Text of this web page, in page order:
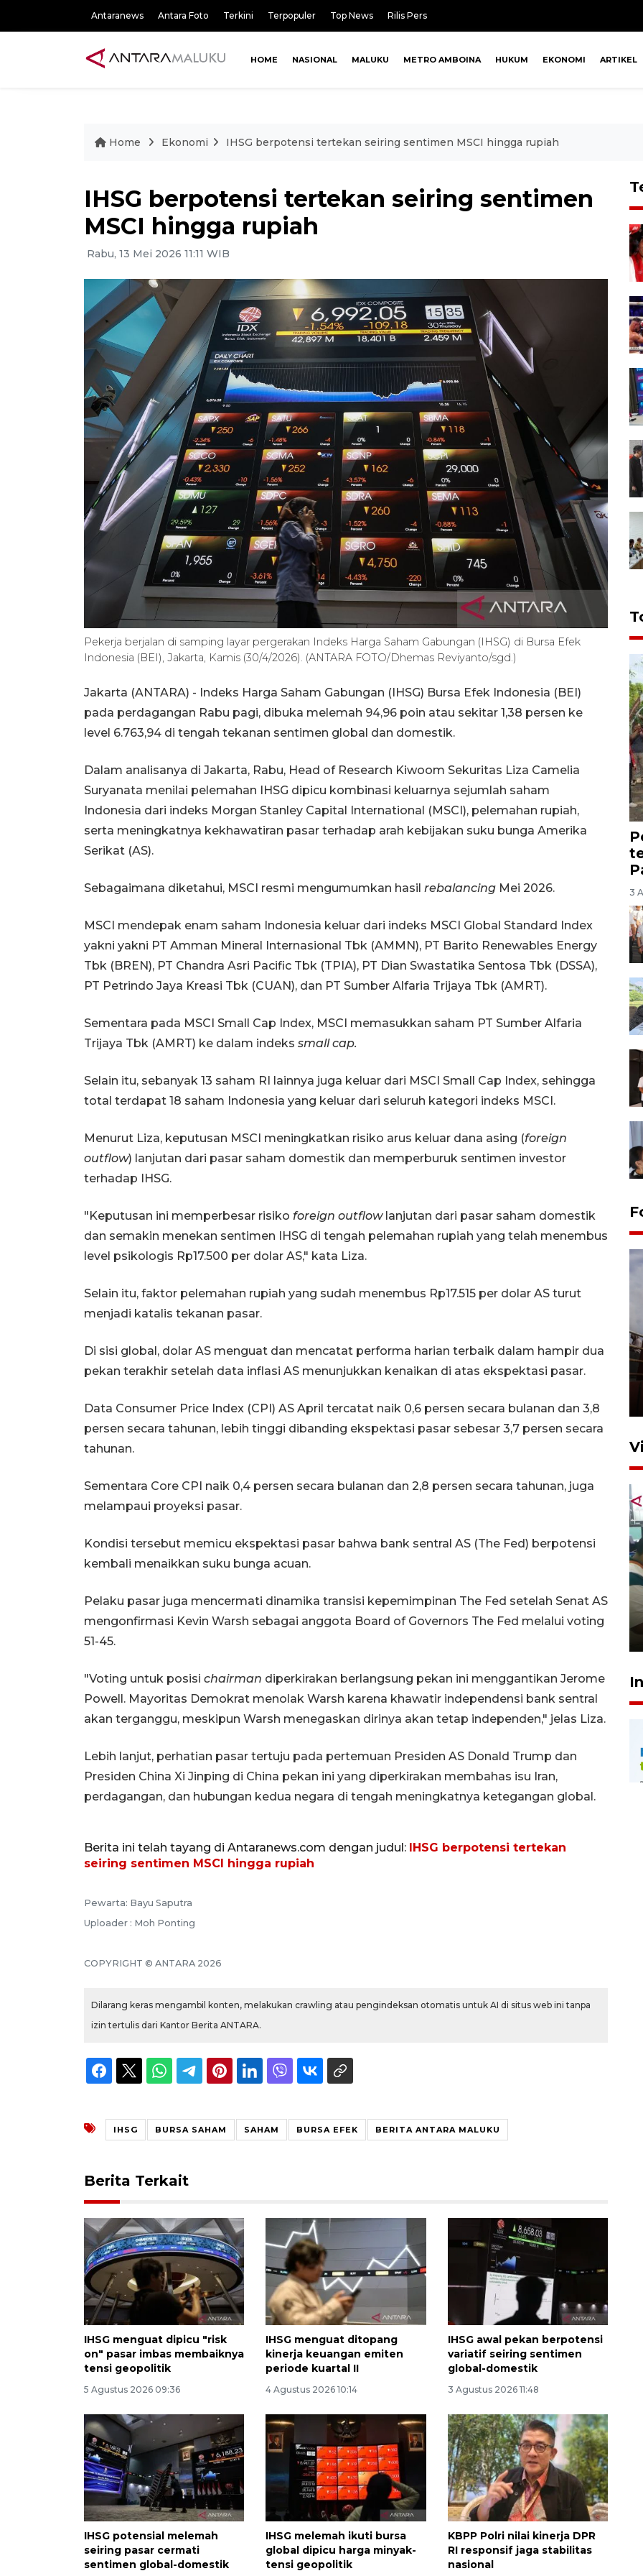
Antaranews Antara Foto Terkini Terpopuler Top News Rilis Pers
HOME NASIONAL MALUKU METRO AMBOINA HUKUM EKONOMI ARTIKEL
Home Ekonomi IHSG berpotensi tertekan seiring sentimen MSCI hingga rupiah
IHSG berpotensi tertekan seiring sentimen
MSCI hingga rupiah
Rabu, 13 Mei 2026 11:11 WIB
Pekerja berjalan di samping layar pergerakan Indeks Harga Saham Gabungan (IHSG) di Bursa Efek
Indonesia (BEI), Jakarta, Kamis (30/4/2026). (ANTARA FOTO/Dhemas Reviyanto/sgd.)
Jakarta (ANTARA) - Indeks Harga Saham Gabungan (IHSG) Bursa Efek Indonesia (BEI)
pada perdagangan Rabu pagi, dibuka melemah 94,96 poin atau sekitar 1,38 persen ke
level 6.763,94 di tengah tekanan sentimen global dan domestik.
Dalam analisanya di Jakarta, Rabu, Head of Research Kiwoom Sekuritas Liza Camelia
Suryanata menilai pelemahan IHSG dipicu kombinasi keluarnya sejumlah saham
Indonesia dari indeks Morgan Stanley Capital International (MSCI), pelemahan rupiah,
serta meningkatnya kekhawatiran pasar terhadap arah kebijakan suku bunga Amerika
Serikat (AS).
Sebagaimana diketahui, MSCI resmi mengumumkan hasil rebalancing Mei 2026.
MSCI mendepak enam saham Indonesia keluar dari indeks MSCI Global Standard Index
yakni yakni PT Amman Mineral Internasional Tbk (AMMN), PT Barito Renewables Energy
Tbk (BREN), PT Chandra Asri Pacific Tbk (TPIA), PT Dian Swastatika Sentosa Tbk (DSSA),
PT Petrindo Jaya Kreasi Tbk (CUAN), dan PT Sumber Alfaria Trijaya Tbk (AMRT).
Sementara pada MSCI Small Cap Index, MSCI memasukkan saham PT Sumber Alfaria
Trijaya Tbk (AMRT) ke dalam indeks small cap.
Selain itu, sebanyak 13 saham RI lainnya juga keluar dari MSCI Small Cap Index, sehingga
total terdapat 18 saham Indonesia yang keluar dari seluruh kategori indeks MSCI.
Menurut Liza, keputusan MSCI meningkatkan risiko arus keluar dana asing (foreign
outflow) lanjutan dari pasar saham domestik dan memperburuk sentimen investor
terhadap IHSG.
"Keputusan ini memperbesar risiko foreign outflowlanjutan dari pasar saham domestik
dan semakin menekan sentimen IHSG di tengah pelemahan rupiah yang telah menembus
level psikologis Rp17.500 per dolar AS," kata Liza.
Selain itu, faktor pelemahan rupiah yang sudah menembus Rp17.515 per dolar AS turut
menjadi katalis tekanan pasar.
Di sisi global, dolar AS menguat dan mencatat performa harian terbaik dalam hampir dua
pekan terakhir setelah data inflasi AS menunjukkan kenaikan di atas ekspektasi pasar.
Data Consumer Price Index (CPI) AS April tercatat naik 0,6 persen secara bulanan dan 3,8
persen secara tahunan, lebih tinggi dibanding ekspektasi pasar sebesar 3,7 persen secara
tahunan.
Sementara Core CPI naik 0,4 persen secara bulanan dan 2,8 persen secara tahunan, juga
melampaui proyeksi pasar.
Kondisi tersebut memicu ekspektasi pasar bahwa bank sentral AS (The Fed) berpotensi
kembali menaikkan suku bunga acuan.
Pelaku pasar juga mencermati dinamika transisi kepemimpinan The Fed setelah Senat AS
mengonfirmasi Kevin Warsh sebagai anggota Board of Governors The Fed melalui voting
51-45.
"Voting untuk posisi chairman diperkirakan berlangsung pekan ini menggantikan Jerome
Powell. Mayoritas Demokrat menolak Warsh karena khawatir independensi bank sentral
akan terganggu, meskipun Warsh menegaskan dirinya akan tetap independen," jelas Liza.
Lebih lanjut, perhatian pasar tertuju pada pertemuan Presiden AS Donald Trump dan
Presiden China Xi Jinping di China pekan ini yang diperkirakan membahas isu Iran,
perdagangan, dan hubungan kedua negara di tengah meningkatnya ketegangan global.
Berita ini telah tayang di Antaranews.com dengan judul:
IHSG berpotensi tertekan
seiring sentimen MSCI hingga rupiah
Pewarta: Bayu Saputra
Uploader : Moh Ponting
COPYRIGHT © ANTARA 2026
Dilarang keras mengambil konten, melakukan crawling atau pengindeksan otomatis untuk AI di situs web ini tanpa
izin tertulis dari Kantor Berita ANTARA.
IHSG BURSA SAHAM SAHAM BURSA EFEK BERITA ANTARA MALUKU
Berita Terkait
IHSG menguat dipicu "risk
on" pasar imbas membaiknya
tensi geopolitik
5 Agustus 2026 09:36
IHSG menguat ditopang
kinerja keuangan emiten
periode kuartal II
4 Agustus 2026 10:14
IHSG awal pekan berpotensi
variatif seiring sentimen
global-domestik
3 Agustus 2026 11:48
IHSG potensial melemah
seiring pasar cermati
sentimen global-domestik
IHSG melemah ikuti bursa
global dipicu harga minyak-
tensi geopolitik
KBPP Polri nilai kinerja DPR
RI responsif jaga stabilitas
nasional
3
Unjuk rasa protes penataan
Pasar Higienis
ruang pada anak di lembaga
pembinaan
Memberantas kejahatan
jalanan Jakarta